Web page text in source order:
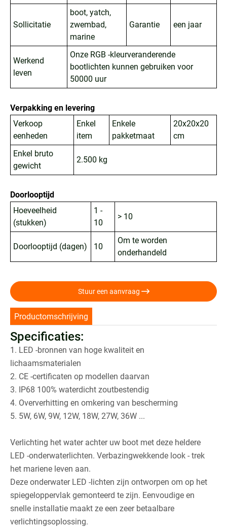
Sollicitatie
boot, yatch,
zwembad,
marine
Garantie een jaar
Werkend
leven
Onze RGB -kleurveranderende
bootlichten kunnen gebruiken voor
50000 uur
Verpakking en levering
Verkoop
eenheden
Enkel
item
Enkele
pakketmaat
20x20x20
cm
Enkel bruto
gewicht
2.500 kg
Doorlooptijd
Hoeveelheid
(stukken)
1 -
10
> 10
Doorlooptijd (dagen) 10
Om te worden
onderhandeld
Stuur een aanvraag 
Productomschrijving
Specificaties:
1. LED -bronnen van hoge kwaliteit en
lichaamsmaterialen
2. CE -certificaten op modellen daarvan
3. IP68 100% waterdicht zoutbestendig
4. Oververhitting en omkering van bescherming
5. 5W, 6W, 9W, 12W, 18W, 27W, 36W ...
Verlichting het water achter uw boot met deze heldere
LED -onderwaterlichten. Verbazingwekkende look - trek
het mariene leven aan.
Deze onderwater LED -lichten zijn ontworpen om op het
spiegeloppervlak gemonteerd te zijn. Eenvoudige en
snelle installatie maakt ze een zeer betaalbare
verlichtingsoplossing.